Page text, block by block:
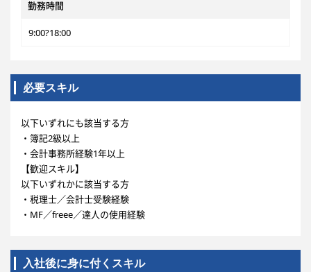
勤務時間
9:00?18:00
必要スキル
以下いずれにも該当する方
・簿記2級以上
・会計事務所経験1年以上
【歓迎スキル】
以下いずれかに該当する方
・税理士／会計士受験経験
・MF／freee／達人の使用経験
入社後に身に付くスキル